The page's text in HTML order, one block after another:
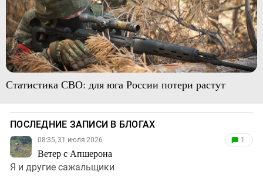
Статистика СВО: для юга России потери растут
ПОСЛЕДНИЕ ЗАПИСИ В БЛОГАХ
08:35, 31 июля 2026
Ветер с Апшерона
1
Я и другие сажальщики